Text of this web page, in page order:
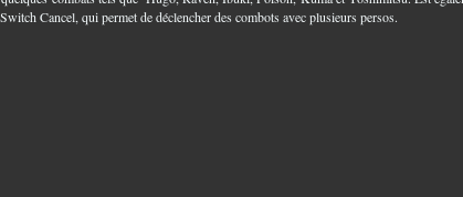
Cancel, qui permet de déclencher des combots avec plusieurs persos.